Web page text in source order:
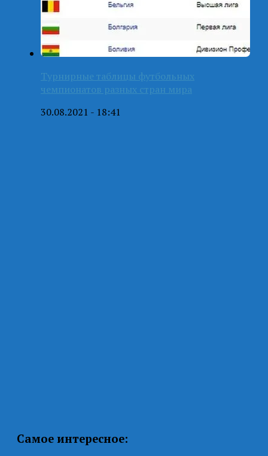
Турнирные таблицы футбольных
чемпионатов разных стран мира
30.08.2021 - 18:41
Самое интересное: